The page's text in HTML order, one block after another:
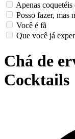
Apenas
Posso fazer, mas
Você é fã
Que você já
Chá de
Cocktails